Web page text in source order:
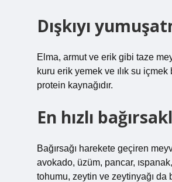
Dışkıyı
Elma, armut ve erik gibi taze
kuru erik yemek ve ılık su içmek
protein kaynağıdır.
En hızlı
Bağırsağı harekete geçiren
avokado, üzüm, pancar,
tohumu, zeytin ve zeytinyağı da